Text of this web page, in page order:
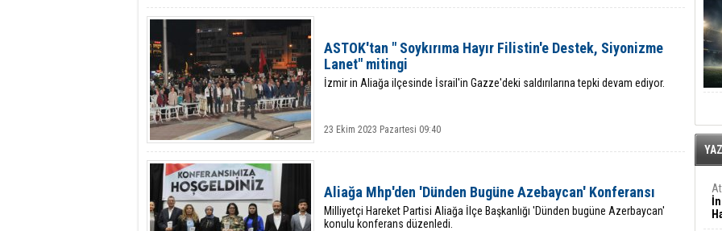
ASTOK'tan " Soykırıma Hayır Filistin'e Destek, Siyonizme
Lanet" mitingi
İzmir in Aliağa ilçesinde İsrail'in Gazze'deki saldırılarına tepki devam ediyor.
23 Ekim 2023 Pazartesi 09:40
Aliağa Mhp'den 'Dünden Bugüne Azebaycan' Konferansı
Milliyetçi Hareket Partisi Aliağa İlçe Başkanlığı 'Dünden bugüne Azerbaycan'
konulu konferans düzenledi.